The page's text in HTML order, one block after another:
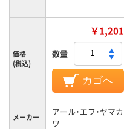
価格
(税込)
￥1,201
数量
カゴへ
メーカー
アール・エフ・ヤマカ
ワ